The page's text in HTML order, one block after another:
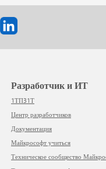
Разработчик и ИТ
1ТП31Т
Центр разработчиков
Документация
Майкрософт учиться
Техническое сообщество